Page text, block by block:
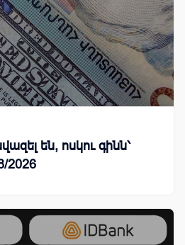
են, ոսկու գինն՝
2026